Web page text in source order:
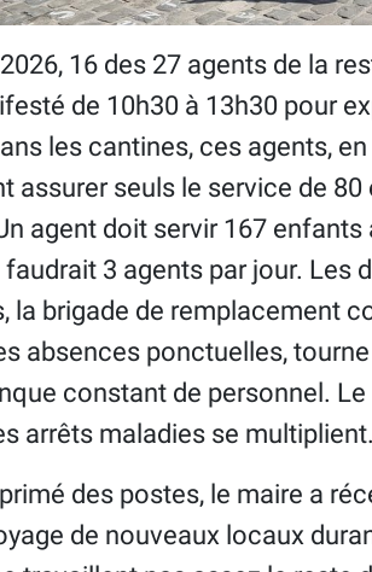
16 des 27 agents de la
de 10h30 à 13h30 pour
les cantines, ces agents,
assurer seuls le service de 80
agent doit servir 167
faudrait 3 agents par jour. Les
la brigade de remplacement
absences ponctuelles,
constant de personnel. Le
arrêts maladies se multiplient.
des postes, le maire a
de nouveaux locaux